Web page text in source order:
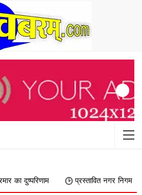
प्रस्तावित नगर निगम में शामिल किए